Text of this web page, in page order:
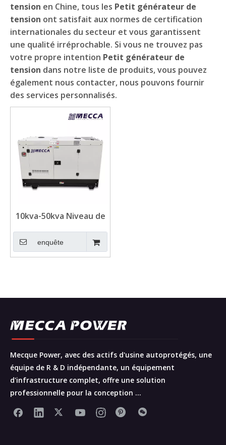
tension en Chine, tous les Petit générateur de
tension ont satisfait aux normes de certification
internationales du secteur et vous garantissent
une qualité irréprochable. Si vous ne trouvez pas
votre propre intention Petit générateur de
tension dans notre liste de produits, vous pouvez
également nous contacter, nous pouvons fournir
des services personnalisés.
10kva-50kva Niveau de
bruit faible Kubota
Diesel Genset
enquête
Mecque Power, avec des actifs d'usine autoprotégés, une
équipe de R & D indépendante, un équipement
d'infrastructure complet, offre une solution
professionnelle pour la conception ...